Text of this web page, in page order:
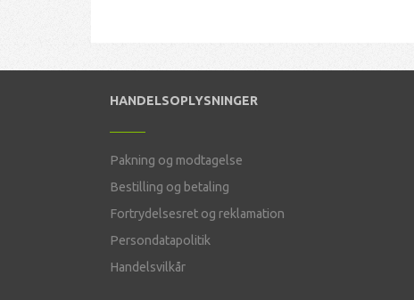
HANDELSOPLYSNINGER
Pakning og modtagelse
Bestilling og betaling
Fortrydelsesret og reklamation
Persondatapolitik
Handelsvilkår